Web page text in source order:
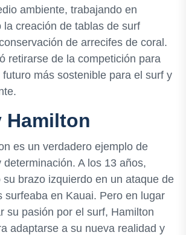
ambiente, trabajando en
la creación de tablas de surf
de arrecifes de coral.
retirarse de la competición para
más sostenible para el surf y
Hamilton
es un verdadero ejemplo de
determinación. A los 13 años,
su brazo izquierdo en un ataque de
surfeaba en Kauai. Pero en lugar
su pasión por el surf, Hamilton
adaptarse a su nueva realidad y